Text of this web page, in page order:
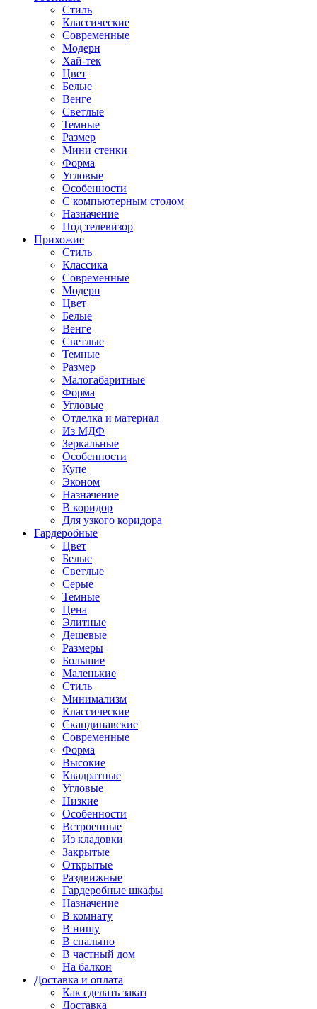
Стиль
Классические
Современные
Модерн
Хай-тек
Цвет
Белые
Венге
Светлые
Темные
Размер
Мини стенки
Форма
Угловые
Особенности
С компьютерным столом
Назначение
Под телевизор
Прихожие
Стиль
Классика
Современные
Модерн
Цвет
Белые
Венге
Светлые
Темные
Размер
Малогабаритные
Форма
Угловые
Отделка и материал
Из МДФ
Зеркальные
Особенности
Купе
Эконом
Назначение
В коридор
Для узкого коридора
Гардеробные
Цвет
Белые
Светлые
Серые
Темные
Цена
Элитные
Дешевые
Размеры
Большие
Маленькие
Стиль
Минимализм
Классические
Скандинавские
Современные
Форма
Высокие
Квадратные
Угловые
Низкие
Особенности
Встроенные
Из кладовки
Закрытые
Открытые
Раздвижные
Гардеробные шкафы
Назначение
В комнату
В нишу
В спальню
В частный дом
На балкон
Доставка и оплата
Как сделать заказ
Доставка